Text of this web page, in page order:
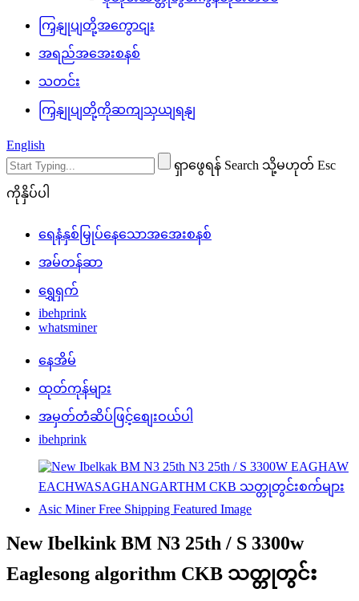
ကြှနျုပျတို့အကွောငျး
အရည်အအေးစနစ်
သတင်း
ကြှနျုပျတို့ကိုဆကျသှယျရနျ
English
ရှာဖွေရန် Search သို့မဟုတ် Esc
ကိုနှိပ်ပါ
ရေနံနှစ်မြှုပ်နေသောအအေးစနစ်
အမ်တန်ဆာ
ရွှေရှက်
ibehprink
whatsminer
နေအိမ်
ထုတ်ကုန်များ
အမှတ်တံဆိပ်ဖြင့်စျေးဝယ်ပါ
ibehprink
New Ibelkink BM N3 25th / S 3300w
Eaglesong algorithm CKB သတ္တုတွင်း